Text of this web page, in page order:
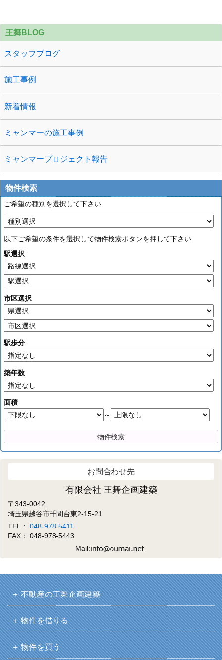
王舞BLOG
スタッフブログ
施工事例
新着情報
ミャンマーの施工事例
ミャンマープロジェクト報告
物件検索
ご希望の種別を選択して下さい
以下ご希望の条件を選択して物件検索ボタンを押して下さい
駅選択
市区選択
駅歩分
築年数
面積
～
お問合わせ先
有限会社 王舞企画建築
〒343-0042
埼玉県越谷市千間台東2-15-21
TEL：048-978-5411
FAX： 048-978-5443
Mail:
不動産の王舞企画建築
物件を借りる
物件を買う